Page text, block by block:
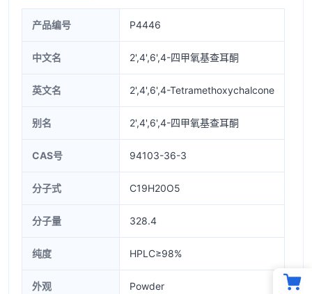
产品编号 P4446
中文名 2',4',6',4-四甲氧基查耳酮
英文名 2',4',6',4-Tetramethoxychalcone
别名 2',4',6',4-四甲氧基查耳酮
CAS号 94103-36-3
分子式 C19H20O5
分子量 328.4
纯度 HPLC≥98%
外观 Powder